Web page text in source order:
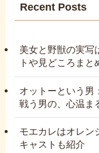
Recent Posts
美女と野獣の実写
トや見どころまと
オットーという男
戦う男の、心温ま
モエカレはオレン
キャストも紹介